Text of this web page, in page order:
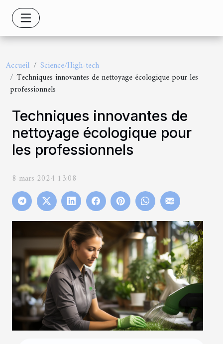
Accueil
Science/High-tech
Techniques innovantes de nettoyage écologique pour les
professionnels
Techniques innovantes de
nettoyage écologique pour
les professionnels
8 mars 2024 13:08